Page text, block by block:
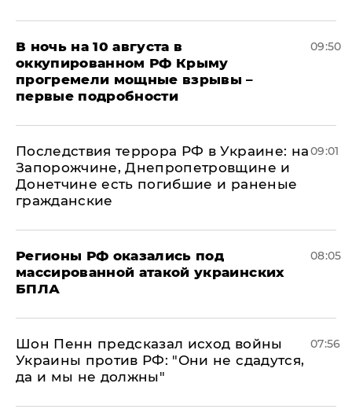
В ночь на 10 августа в
оккупированном РФ Крыму
прогремели мощные взрывы –
первые подробности
09:50
Последствия террора РФ в Украине: на
Запорожчине, Днепропетровщине и
Донетчине есть погибшие и раненые
гражданские
09:01
Регионы РФ оказались под
массированной атакой украинских
БПЛА
08:05
Шон Пенн предсказал исход войны
Украины против РФ: "Они не сдадутся,
да и мы не должны"
07:56